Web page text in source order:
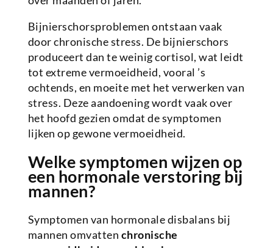
Bijnierschorsproblemen ontstaan vaak
door chronische stress. De bijnierschors
produceert dan te weinig cortisol, wat leidt
tot extreme vermoeidheid, vooral ’s
ochtends, en moeite met het verwerken van
stress. Deze aandoening wordt vaak over
het hoofd gezien omdat de symptomen
lijken op gewone vermoeidheid.
Welke symptomen wijzen op
een hormonale verstoring bij
mannen?
Symptomen van hormonale disbalans bij
mannen omvatten chronische